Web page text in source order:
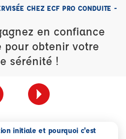
CHEZ ECF PRO CONDUITE -
en confiance
pour obtenir votre
sérénité !
initiale et pourquoi c'est